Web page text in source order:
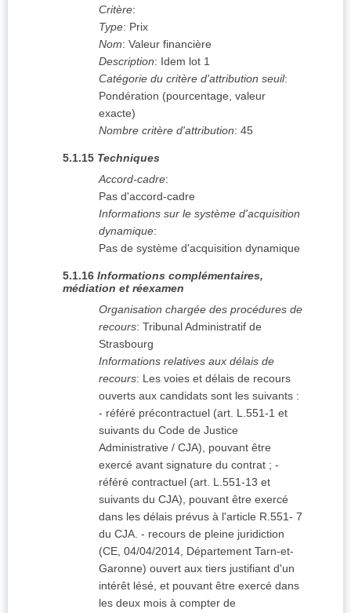
Critère:
Type: Prix
Nom: Valeur financière
Description: Idem lot 1
Catégorie du critère d'attribution seuil:
Pondération (pourcentage, valeur
exacte)
Nombre critère d'attribution: 45
5.1.15 Techniques
Accord-cadre:
Pas d'accord-cadre
Informations sur le système d'acquisition
dynamique:
Pas de système d'acquisition dynamique
5.1.16 Informations complémentaires,
médiation et réexamen
Organisation chargée des procédures de
recours: Tribunal Administratif de
Strasbourg
Informations relatives aux délais de
recours: Les voies et délais de recours
ouverts aux candidats sont les suivants :
- référé précontractuel (art. L.551-1 et
suivants du Code de Justice
Administrative / CJA), pouvant être
exercé avant signature du contrat ; -
référé contractuel (art. L.551-13 et
suivants du CJA), pouvant être exercé
dans les délais prévus à l'article R.551- 7
du CJA. - recours de pleine juridiction
(CE, 04/04/2014, Département Tarn-et-
Garonne) ouvert aux tiers justifiant d'un
intérêt lésé, et pouvant être exercé dans
les deux mois à compter de